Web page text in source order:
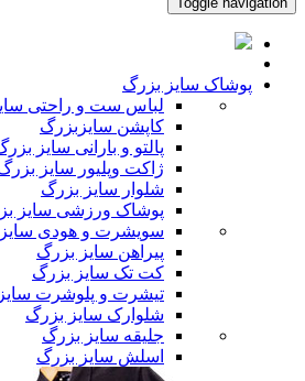
پوشاک سایز بزرگ
لباس ست و راحتی
کاپشن سایزبزرگ
پالتو و بارانی سایز
ژاکت وپلیور سایز
شلوار سایز بزرگ
پوشاک ورزشی سایز
سویشرت و هودی
پیراهن سایز بزرگ
کت تک سایز بزرگ
تیشرت و پلوشرت
شلوارک سایز بزرگ
جلیقه سایز بزرگ
اسلش سایز بزرگ